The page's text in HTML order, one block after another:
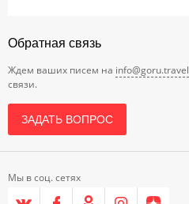
Обратная связь
Ждем ваших писем на info@goru.travel
связи.
ЗАДАТЬ ВОПРОС
Мы в соц. сетях